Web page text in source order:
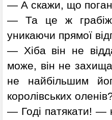
— А скажи, що
— Та це ж
уникаючи прямої
— Хіба він не
може, він не
не найбільшим
королівських
— Годі патякати! —